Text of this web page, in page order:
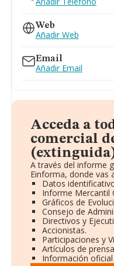
Web
Añadir Web
Email
Añadir Email
Acceda a
comercial
A través del informe
Einforma, donde vas
Datos
Informe Mercantil
Gráficos de
Consejo de
Directivos y
Accionistas.
Participaciones y
Artículos de
Información